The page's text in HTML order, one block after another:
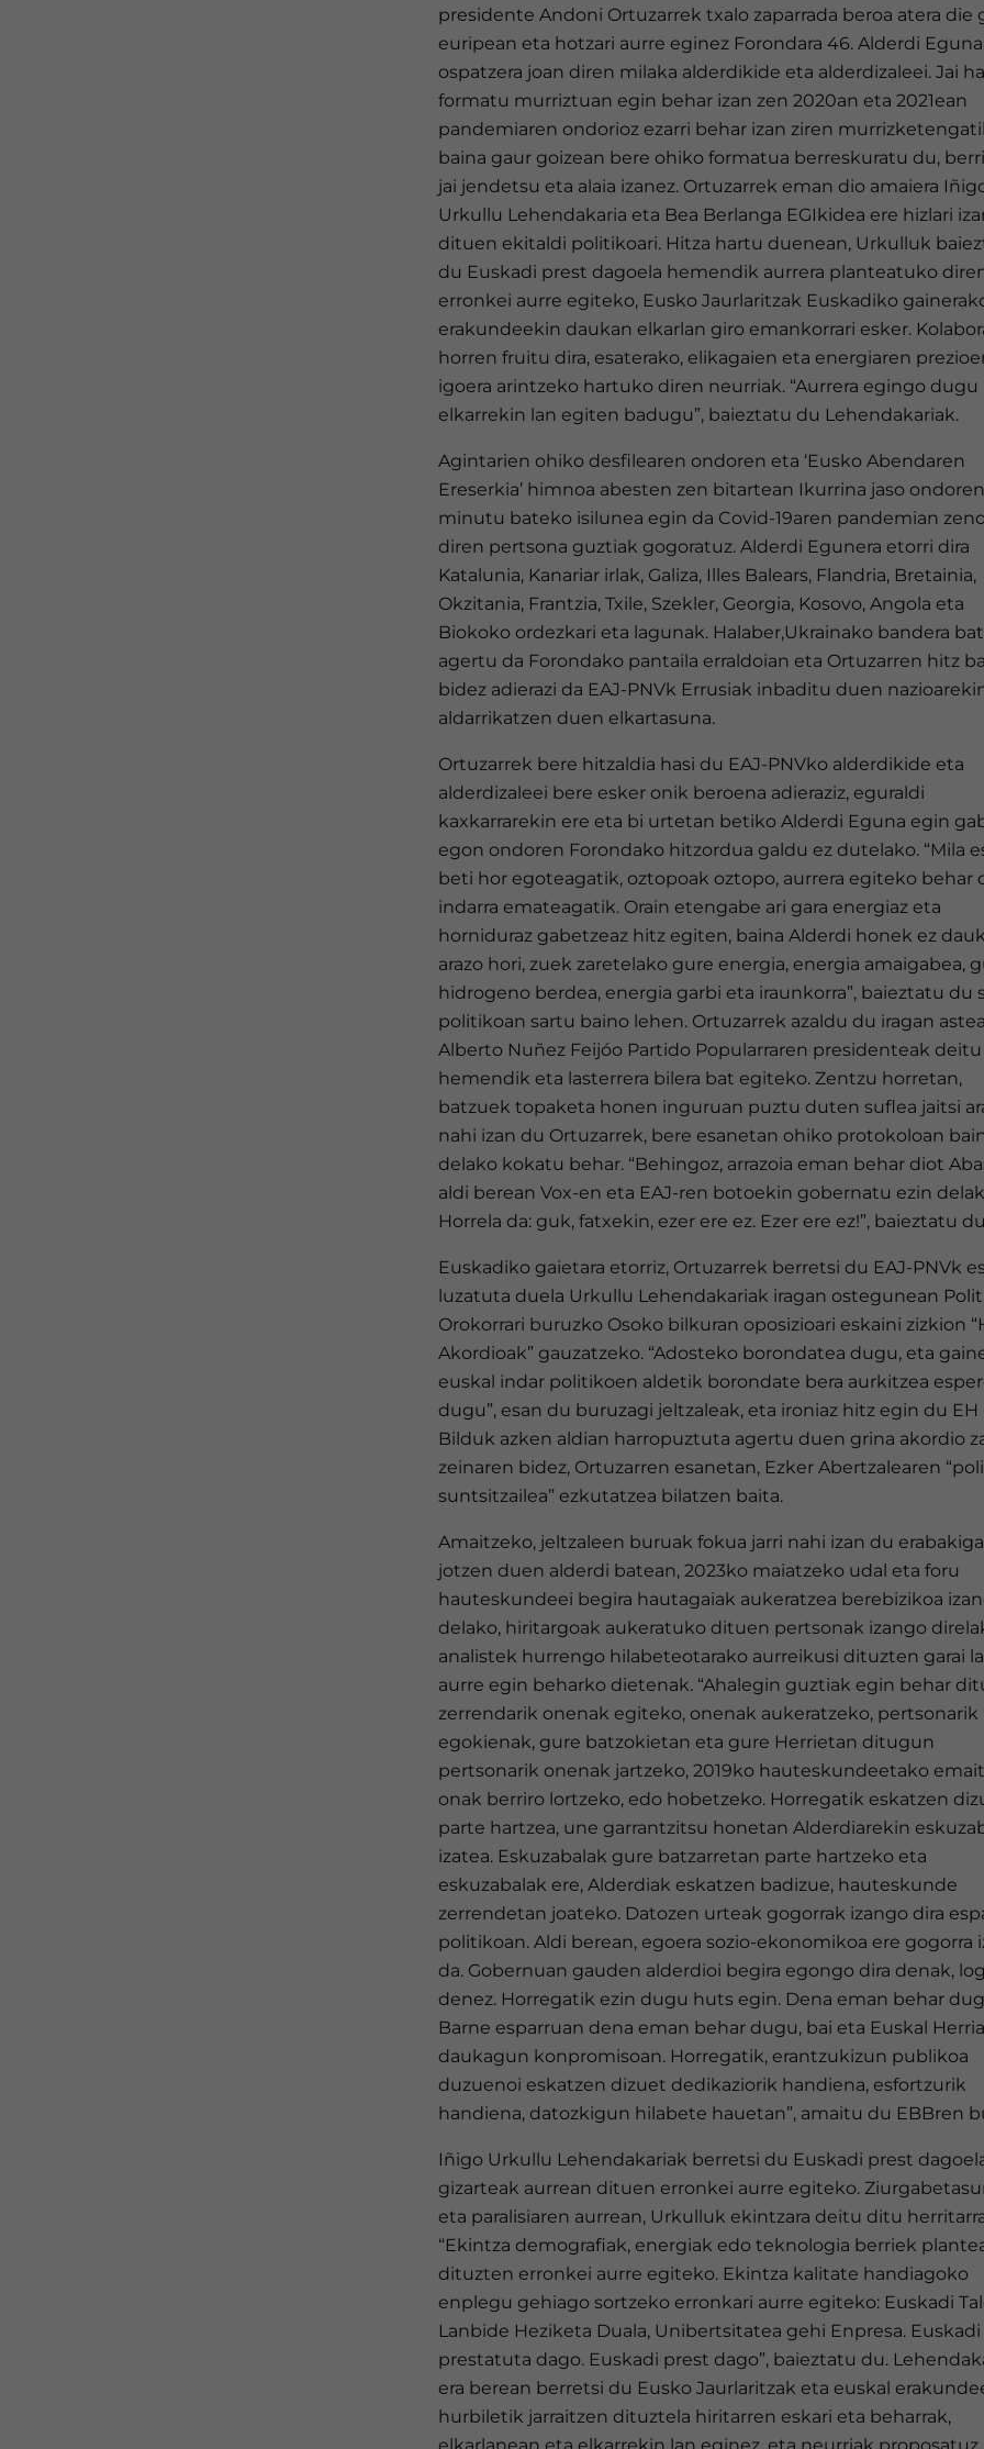
presidente Andoni Ortuzarrek txalo zaparrada beroa atera die
euripean eta hotzari aurre eginez Forondara 46. Alderdi Eguna
ospatzera joan diren milaka alderdikide eta alderdizaleei. Jai
formatu murriztuan egin behar izan zen 2020an eta 2021ean
pandemiaren ondorioz ezarri behar izan ziren
baina gaur goizean bere ohiko formatua berreskuratu du,
jai jendetsu eta alaia izanez. Ortuzarrek eman dio amaiera
Urkullu Lehendakaria eta Bea Berlanga EGIkidea ere hizlari
dituen ekitaldi politikoari. Hitza hartu duenean, Urkulluk
du Euskadi prest dagoela hemendik aurrera planteatuko
erronkei aurre egiteko, Eusko Jaurlaritzak Euskadiko
erakundeekin daukan elkarlan giro emankorrari esker.
horren fruitu dira, esaterako, elikagaien eta energiaren
igoera arintzeko hartuko diren neurriak. “Aurrera egingo dugu
elkarrekin lan egiten badugu”, baieztatu du Lehendakariak.
Agintarien ohiko desfilearen ondoren eta ‘Eusko Abendaren
Ereserkia’ himnoa abesten zen bitartean Ikurrina jaso
minutu bateko isilunea egin da Covid-19aren pandemian
diren pertsona guztiak gogoratuz. Alderdi Egunera etorri dira
Katalunia, Kanariar irlak, Galiza, Illes Balears, Flandria, Bretainia,
Okzitania, Frantzia, Txile, Szekler, Georgia, Kosovo, Angola eta
Biokoko ordezkari eta lagunak. Halaber,Ukrainako bandera bat
agertu da Forondako pantaila erraldoian eta Ortuzarren hitz
bidez adierazi da EAJ-PNVk Errusiak inbaditu duen
aldarrikatzen duen elkartasuna.
Ortuzarrek bere hitzaldia hasi du EAJ-PNVko alderdikide eta
alderdizaleei bere esker onik beroena adieraziz, eguraldi
kaxkarrarekin ere eta bi urtetan betiko Alderdi Eguna egin
egon ondoren Forondako hitzordua galdu ez dutelako. “Mila
beti hor egoteagatik, oztopoak oztopo, aurrera egiteko behar
indarra emateagatik. Orain etengabe ari gara energiaz eta
horniduraz gabetzeaz hitz egiten, baina Alderdi honek ez
arazo hori, zuek zaretelako gure energia, energia amaigabea,
hidrogeno berdea, energia garbi eta iraunkorra”, baieztatu du
politikoan sartu baino lehen. Ortuzarrek azaldu du iragan
Alberto Nuñez Feijóo Partido Popularraren presidenteak deitu
hemendik eta lasterrera bilera bat egiteko. Zentzu horretan,
batzuek topaketa honen inguruan puztu duten suflea jaitsi
nahi izan du Ortuzarrek, bere esanetan ohiko protokoloan
delako kokatu behar. “Behingoz, arrazoia eman behar diot
aldi berean Vox-en eta EAJ-ren botoekin gobernatu ezin
Horrela da: guk, fatxekin, ezer ere ez. Ezer ere ez!”, baieztatu
Euskadiko gaietara etorriz, Ortuzarrek berretsi du EAJ-PNVk
luzatuta duela Urkullu Lehendakariak iragan ostegunean
Orokorrari buruzko Osoko bilkuran oposizioari eskaini zizkion
Akordioak” gauzatzeko. “Adosteko borondatea dugu, eta
euskal indar politikoen aldetik borondate bera aurkitzea
dugu”, esan du buruzagi jeltzaleak, eta ironiaz hitz egin du EH
Bilduk azken aldian harropuztuta agertu duen grina akordio
zeinaren bidez, Ortuzarren esanetan, Ezker Abertzalearen
suntsitzailea” ezkutatzea bilatzen baita.
Amaitzeko, jeltzaleen buruak fokua jarri nahi izan du
jotzen duen alderdi batean, 2023ko maiatzeko udal eta foru
hauteskundeei begira hautagaiak aukeratzea berebizikoa
delako, hiritargoak aukeratuko dituen pertsonak izango
analistek hurrengo hilabeteotarako aurreikusi dituzten garai
aurre egin beharko dietenak. “Ahalegin guztiak egin behar
zerrendarik onenak egiteko, onenak aukeratzeko, pertsonarik
egokienak, gure batzokietan eta gure Herrietan ditugun
pertsonarik onenak jartzeko, 2019ko hauteskundeetako
onak berriro lortzeko, edo hobetzeko. Horregatik eskatzen
parte hartzea, une garrantzitsu honetan Alderdiarekin
izatea. Eskuzabalak gure batzarretan parte hartzeko eta
eskuzabalak ere, Alderdiak eskatzen badizue, hauteskunde
zerrendetan joateko. Datozen urteak gogorrak izango dira
politikoan. Aldi berean, egoera sozio-ekonomikoa ere gogorra
da. Gobernuan gauden alderdioi begira egongo dira denak,
denez. Horregatik ezin dugu huts egin. Dena eman behar
Barne esparruan dena eman behar dugu, bai eta Euskal
daukagun konpromisoan. Horregatik, erantzukizun publikoa
duzuenoi eskatzen dizuet dedikaziorik handiena, esfortzurik
handiena, datozkigun hilabete hauetan”, amaitu du EBBren
Iñigo Urkullu Lehendakariak berretsi du Euskadi prest
gizarteak aurrean dituen erronkei aurre egiteko.
eta paralisiaren aurrean, Urkulluk ekintzara deitu ditu
“Ekintza demografiak, energiak edo teknologia berriek
dituzten erronkei aurre egiteko. Ekintza kalitate handiagoko
enplegu gehiago sortzeko erronkari aurre egiteko: Euskadi
Lanbide Heziketa Duala, Unibertsitatea gehi Enpresa. Euskadi
prestatuta dago. Euskadi prest dago”, baieztatu du.
era berean berretsi du Eusko Jaurlaritzak eta euskal
hurbiletik jarraitzen dituztela hiritarren eskari eta beharrak,